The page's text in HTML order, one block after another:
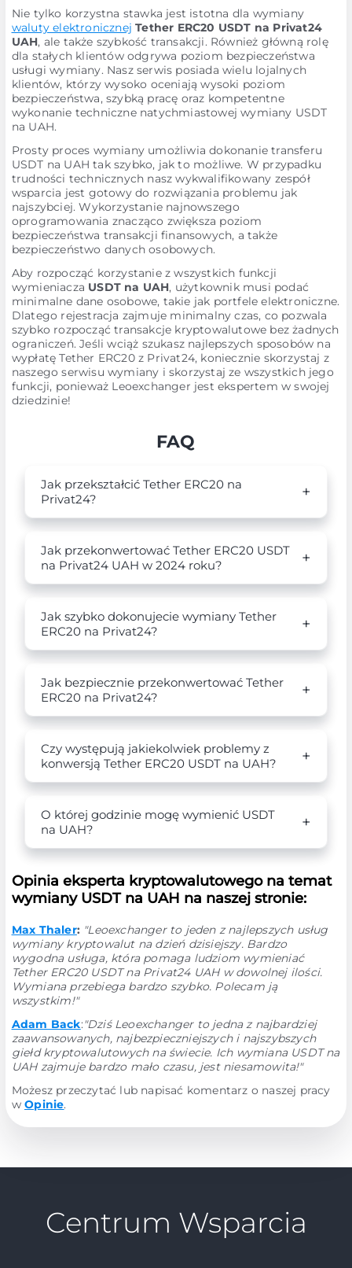
Nie tylko korzystna stawka jest istotna dla wymiany
waluty elektronicznej Tether ERC20 USDT na Privat24
UAH, ale także szybkość transakcji. Również główną rolę
dla stałych klientów odgrywa poziom bezpieczeństwa
usługi wymiany. Nasz serwis posiada wielu lojalnych
klientów, którzy wysoko oceniają wysoki poziom
bezpieczeństwa, szybką pracę oraz kompetentne
wykonanie techniczne natychmiastowej wymiany USDT
na UAH.
Prosty proces wymiany umożliwia dokonanie transferu
USDT na UAH tak szybko, jak to możliwe. W przypadku
trudności technicznych nasz wykwalifikowany zespół
wsparcia jest gotowy do rozwiązania problemu jak
najszybciej. Wykorzystanie najnowszego
oprogramowania znacząco zwiększa poziom
bezpieczeństwa transakcji finansowych, a także
bezpieczeństwo danych osobowych.
Aby rozpocząć korzystanie z wszystkich funkcji
wymieniacza USDT na UAH, użytkownik musi podać
minimalne dane osobowe, takie jak portfele elektroniczne.
Dlatego rejestracja zajmuje minimalny czas, co pozwala
szybko rozpocząć transakcje kryptowalutowe bez żadnych
ograniczeń. Jeśli wciąż szukasz najlepszych sposobów na
wypłatę Tether ERC20 z Privat24, koniecznie skorzystaj z
naszego serwisu wymiany i skorzystaj ze wszystkich jego
funkcji, ponieważ Leoexchanger jest ekspertem w swojej
dziedzinie!
FAQ
Jak przekształcić Tether ERC20 na
Privat24?
Jak przekonwertować Tether ERC20 USDT
na Privat24 UAH w 2024 roku?
Jak szybko dokonujecie wymiany Tether
ERC20 na Privat24?
Jak bezpiecznie przekonwertować Tether
ERC20 na Privat24?
Czy występują jakiekolwiek problemy z
konwersją Tether ERC20 USDT na UAH?
O której godzinie mogę wymienić USDT
na UAH?
Opinia eksperta kryptowalutowego na temat
wymiany USDT na UAH na naszej stronie:
Max Thaler: "Leoexchanger to jeden z najlepszych usług
wymiany kryptowalut na dzień dzisiejszy. Bardzo
wygodna usługa, która pomaga ludziom wymieniać
Tether ERC20 USDT na Privat24 UAH w dowolnej ilości.
Wymiana przebiega bardzo szybko. Polecam ją
wszystkim!"
Adam Back:"Dziś Leoexchanger to jedna z najbardziej
zaawansowanych, najbezpieczniejszych i najszybszych
giełd kryptowalutowych na świecie. Ich wymiana USDT na
UAH zajmuje bardzo mało czasu, jest niesamowita!"
Możesz przeczytać lub napisać komentarz o naszej pracy
wOpinie.
Centrum Wsparcia